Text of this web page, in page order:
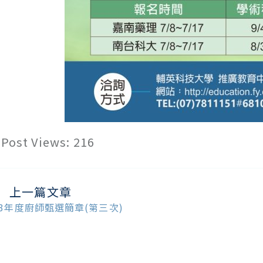
Post Views: 216
上一篇文章
年度廚師甄選簡章(第三次)